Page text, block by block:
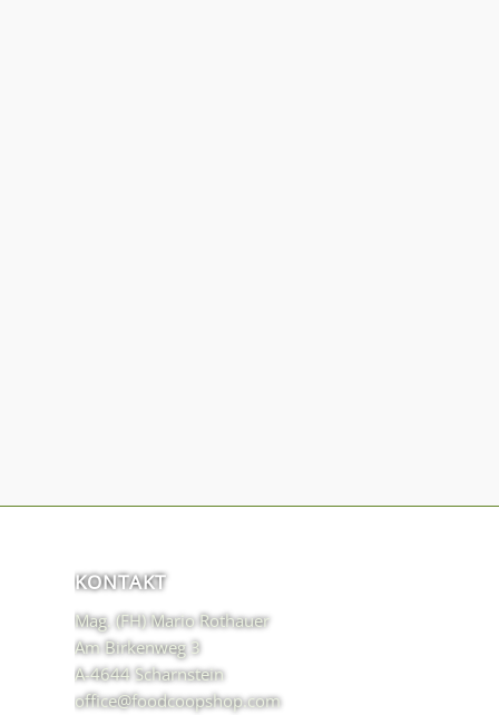
KONTAKT
Mag. (FH) Mario Rothauer
Am Birkenweg 3
A-4644 Scharnstein
office@foodcoopshop.com